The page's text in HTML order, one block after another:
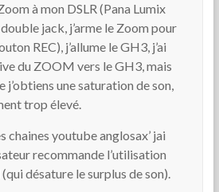
à mon DSLR (Pana Lumix
jack, j’arme le Zoom pour
REC), j’allume le GH3, j’ai
du ZOOM vers le GH3, mais
j’obtiens une saturation de son,
trop élevé.
chaines youtube anglosax’ jai
recommande l’utilisation
désature le surplus de son).